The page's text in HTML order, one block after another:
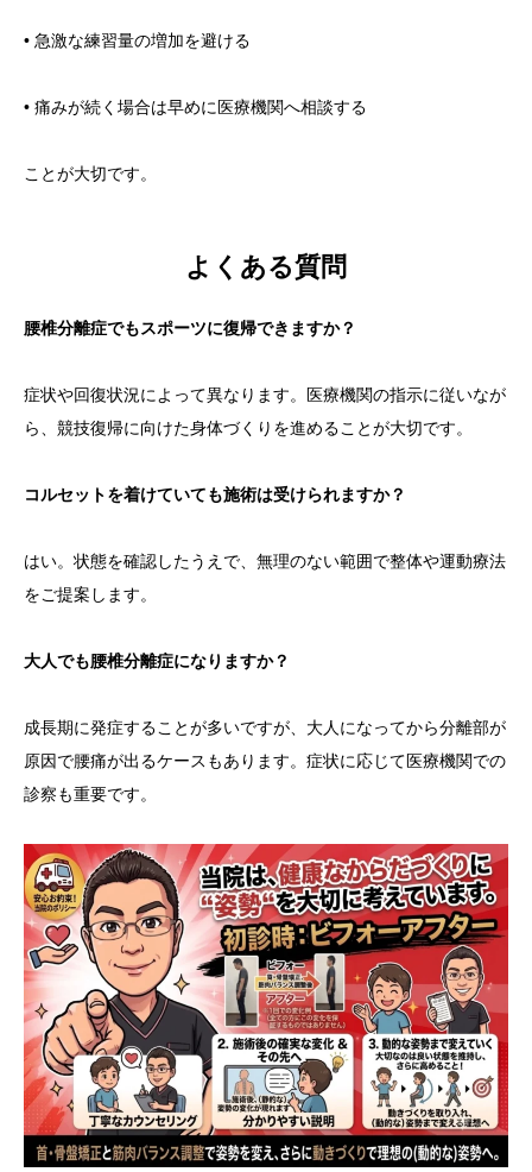
• 急激な練習量の増加を避ける
• 痛みが続く場合は早めに医療機関へ相談する
ことが大切です。
よくある質問
腰椎分離症でもスポーツに復帰できますか？
症状や回復状況によって異なります。医療機関の指示に従いなが
ら、競技復帰に向けた身体づくりを進めることが大切です。
コルセットを着けていても施術は受けられますか？
はい。状態を確認したうえで、無理のない範囲で整体や運動療法
をご提案します。
大人でも腰椎分離症になりますか？
成長期に発症することが多いですが、大人になってから分離部が
原因で腰痛が出るケースもあります。症状に応じて医療機関での
診察も重要です。